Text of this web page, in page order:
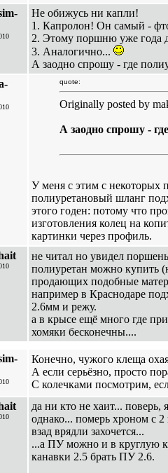
Не обижусь ни капли!
1. Капролон! Он самый -
2. Этому поршню уже года
3. Аналогично...
А заодно спрошу - где
quote:
Originally posted by
А заодно спрошу -
У меня с этим с некоторых
полиуретановый шланг
этого годен: потому что
изготовления колец на
картинки через профиль.
не читал но увидел
полиуретан можно купить
продающих подобные
например в Краснодаре
2.6мм и режу.
а в крысе ещё много где
хомяки бесконечны....
Конечно, чужого клеща
А если серьёзно, просто
С колечками посмотрим,
да ни кто не хаит... поверь,
однако... померь хроном с 2
взад врядли захочется...
...а ПУ можно и в круглую
канавки 2.5 брать ПУ 2.6.